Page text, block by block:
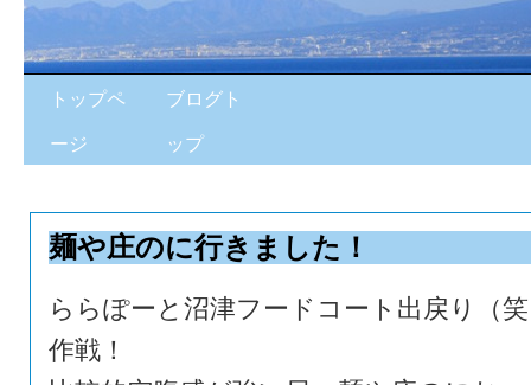
トップペ
ージ
ブログト
ップ
麺や庄のに行きました！
ららぽーと沼津フードコート出戻り（
作戦！